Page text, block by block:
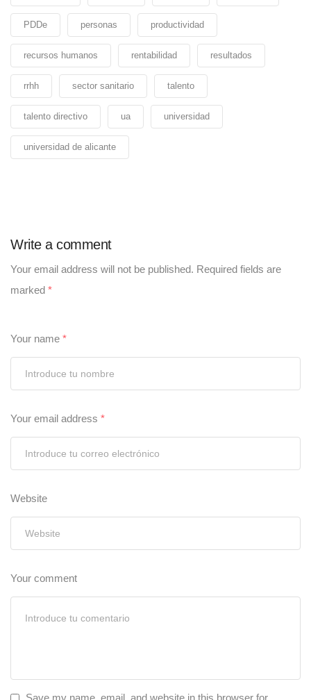
PDDe personas productividad
recursos humanos rentabilidad resultados
rrhh sector sanitario talento
talento directivo ua universidad
universidad de alicante
Write a comment
Your email address will not be published. Required fields are
marked *
Your name *
Your email address *
Website
Your comment
Save my name, email, and website in this browser for